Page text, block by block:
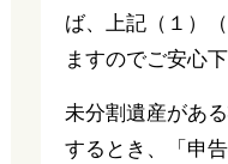
ば、上記（１）
ますのでご安心下
未分割遺産があ
するとき、「申